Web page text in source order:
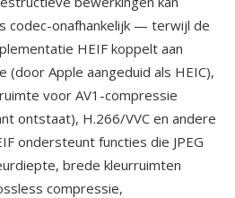
codec-onafhankelijk — terwijl de
HEIF koppelt aan
(door Apple aangeduid als HEIC),
voor AV1-compressie
ontstaat), H.266/VVC en andere
ondersteunt functies die JPEG
brede kleurruimten
compressie,